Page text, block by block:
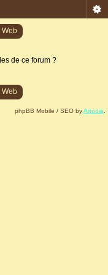
Web
de ce forum ?
Web
phpBB Mobile / SEO byArtodia